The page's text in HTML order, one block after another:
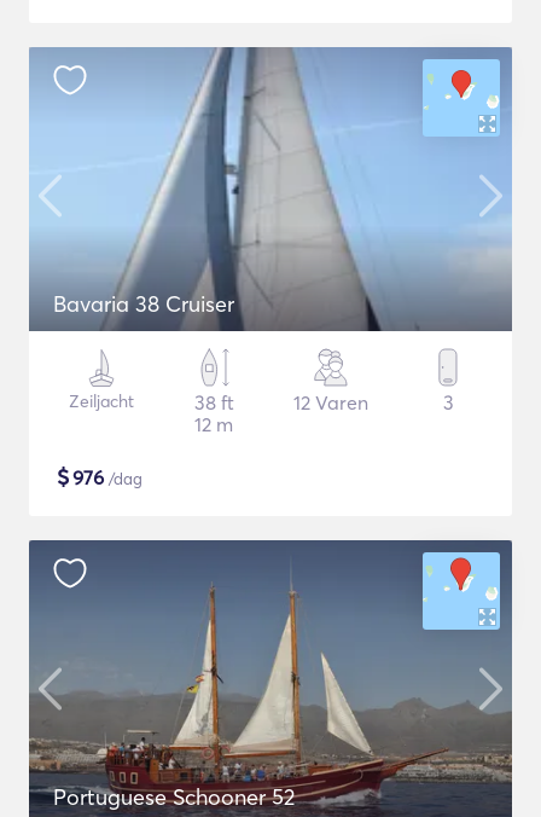
Bavaria 38 Cruiser
Zeiljacht
38 ft
12 m
12 Varen 3
$976 /dag
Portuguese Schooner 52